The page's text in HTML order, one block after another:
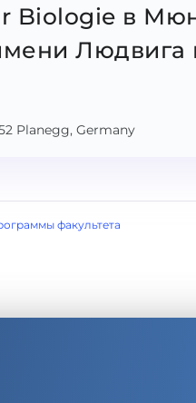
Biologie в
Planegg, Germany
факультета